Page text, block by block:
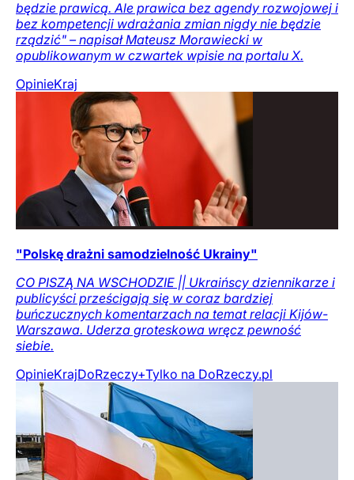
będzie prawicą. Ale prawica bez agendy rozwojowej i
bez kompetencji wdrażania zmian nigdy nie będzie
rządzić" – napisał Mateusz Morawiecki w
opublikowanym w czwartek wpisie na portalu X.
OpinieKraj
"Polskę drażni samodzielność Ukrainy"
CO PISZĄ NA WSCHODZIE || Ukraińscy dziennikarze i
publicyści prześcigają się w coraz bardziej
buńczucznych komentarzach na temat relacji Kijów-
Warszawa. Uderza groteskowa wręcz pewność
siebie.
OpinieKrajDoRzeczy+Tylko na DoRzeczy.pl